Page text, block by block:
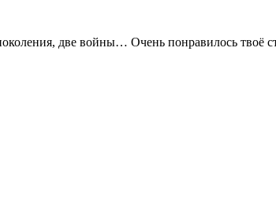
две войны… Очень понравилось твоё